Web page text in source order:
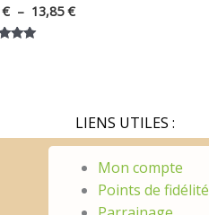
€ – 13,85€
LIENS UTILES :
Mon compte
Points de fidélité